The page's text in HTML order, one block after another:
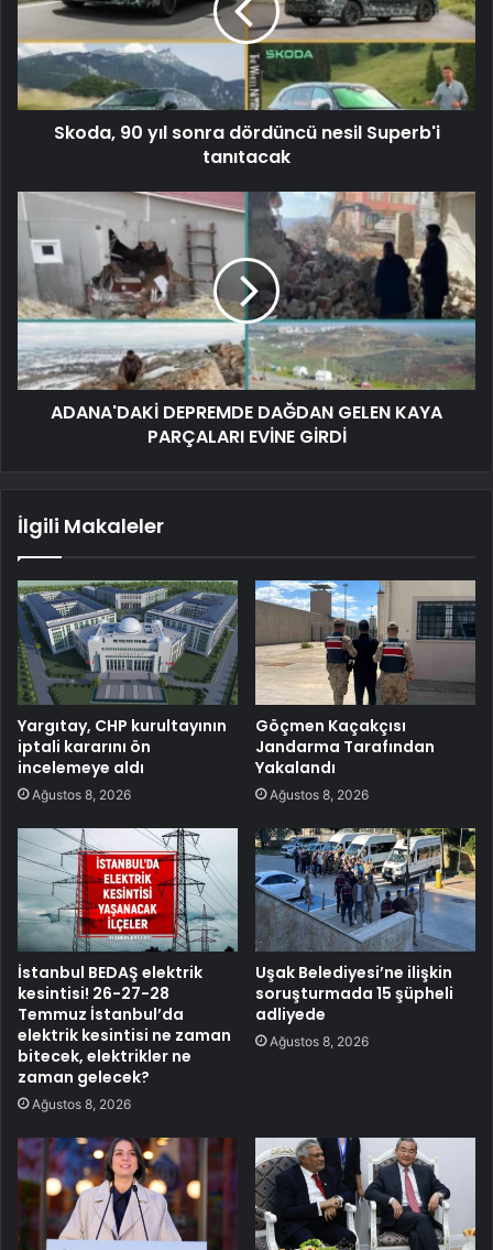
Skoda, 90 yıl sonra dördüncü nesil Superb'i
tanıtacak
ADANA'DAKİ DEPREMDE DAĞDAN GELEN KAYA
PARÇALARI EVİNE GİRDİ
İlgili Makaleler
Yargıtay, CHP kurultayının
iptali kararını ön
incelemeye aldı
Ağustos 8, 2026
Göçmen Kaçakçısı
Jandarma Tarafından
Yakalandı
Ağustos 8, 2026
İstanbul BEDAŞ elektrik
kesintisi! 26-27-28
Temmuz İstanbul’da
elektrik kesintisi ne zaman
bitecek, elektrikler ne
zaman gelecek?
Ağustos 8, 2026
Uşak Belediyesi’ne ilişkin
soruşturmada 15 şüpheli
adliyede
Ağustos 8, 2026